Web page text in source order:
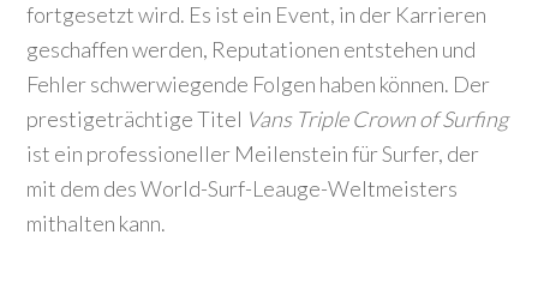
fortgesetzt wird. Es ist ein Event, in der Karrieren
geschaffen werden, Reputationen entstehen und
Fehler schwerwiegende Folgen haben können. Der
prestigeträchtige Titel Vans Triple Crown of Surfing
ist ein professioneller Meilenstein für Surfer, der
mit dem des World-Surf-Leauge-Weltmeisters
mithalten kann.